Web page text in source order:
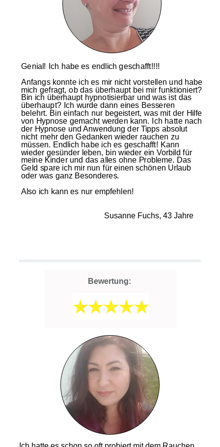
Genial! Ich habe es endlich geschafft!!!!
Anfangs konnte ich es mir nicht vorstellen und habe
mich gefragt, ob das überhaupt bei mir funktioniert?
Bin ich überhaupt hypnotisierbar und was ist das
überhaupt? Ich wurde dann eines Besseren
belehrt. Bin einfach nur begeistert, was mit der Hilfe
von Hypnose gemacht werden kann. Ich hatte nach
der Hypnose und Anwendung der Tipps absolut
nicht mehr den Gedanken wieder rauchen zu
müssen. Endlich habe ich es geschafft! Kann
wieder gesünder leben, bin wieder ein Vorbild für
meine Kinder und das alles ohne Probleme. Das
Geld spare ich mir nun für einen schönen Urlaub
oder was ganz Besonderes.
Also ich kann es nur empfehlen!
Susanne Fuchs, 43 Jahre
Bewertung: